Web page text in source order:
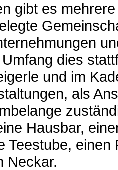
gibt es
dies
und im
als
Hausbar,
Teestube,
Neckar.